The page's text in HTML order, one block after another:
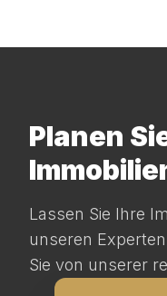
Planen
Lassen Sie Ihre
unseren
Sie von unserer